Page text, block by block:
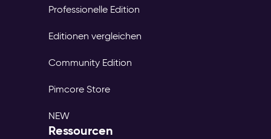
Professionelle Edition
Editionen vergleichen
Community Edition
Pimcore Store
NEW
Ressourcen